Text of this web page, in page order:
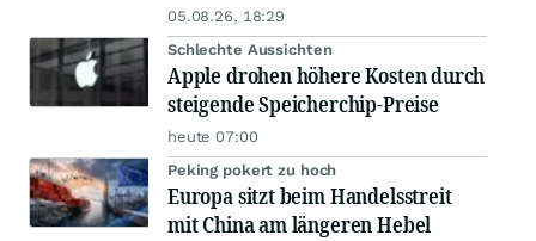
05.08.26, 18:29
Schlechte Aussichten
Apple drohen höhere Kosten durch
steigende Speicherchip-Preise
heute 07:00
Peking pokert zu hoch
Europa sitzt beim Handelsstreit
mit China am längeren Hebel